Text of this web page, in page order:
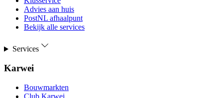
Advies aan huis
PostNL afhaalpunt
Bekijk alle services
Services
Karwei
Bouwmarkten
Club Karwei